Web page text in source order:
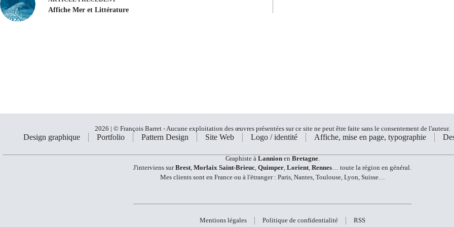
Affiche Mer et Littérature
2026 | © François Barret - Aucune exploitation des œuvres présentées sur ce site ne peut être faite sans le consentement de l'auteur.
Design graphique Portfolio Pattern Design Site Web Logo / identité Affiche, mise en page, typographie
Graphiste à Lannionen Bretagne.
J'interviens surBrest,Morlaix Saint-Brieuc,Quimper,Lorient,Rennes… toute la région en général.
Mes clients sont en France ou à l'étranger : Paris, Nantes, Toulouse, Lyon, Suisse…
Mentions légales Politique de confidentialité RSS